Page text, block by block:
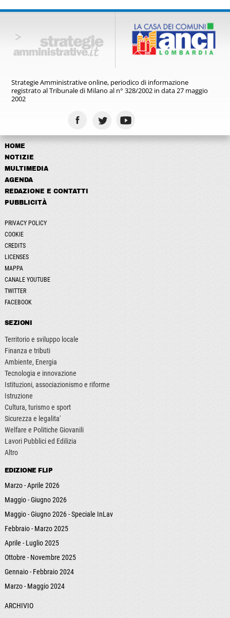
Strategie Amministrative online, periodico di informazione
registratoal Tribunale di Milano al n° 328/2002 in data 27 maggio
2002
HOME
NOTIZIE
MULTIMEDIA
AGENDA
REDAZIONE E CONTATTI
PUBBLICITÀ
PRIVACY POLICY
COOKIE
CREDITS
LICENSES
MAPPA
CANALE YOUTUBE
TWITTER
FACEBOOK
SEZIONI
Territorio e sviluppo locale
Finanza e tributi
Ambiente, Energia
Tecnologia e innovazione
Istituzioni, associazionismo e riforme
Istruzione
Cultura, turismo e sport
Sicurezza e legalita'
Welfare e Politiche Giovanili
Lavori Pubblici ed Edilizia
Altro
EDIZIONE FLIP
Marzo - Aprile 2026
Maggio - Giugno 2026
Maggio - Giugno 2026 - Speciale InLav
Febbraio - Marzo 2025
Aprile - Luglio 2025
Ottobre - Novembre 2025
Gennaio - Febbraio 2024
Marzo - Maggio 2024
ARCHIVIO